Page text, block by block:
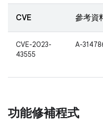
CVE 參考資
CVE-2023-
43555
A-
功能修補程式